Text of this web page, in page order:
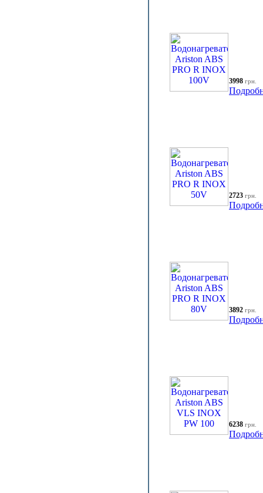
3998 грн.
2723 грн.
3892 грн.
6238 грн.